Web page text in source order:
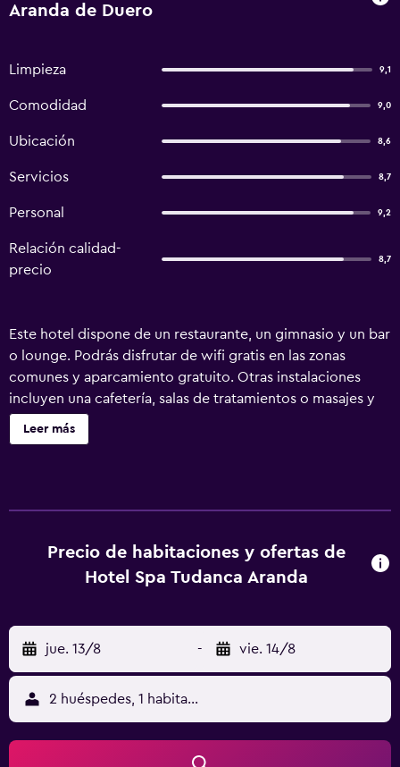
Aranda de Duero
Limpieza 9,1
Comodidad 9,0
Ubicación 8,6
Servicios 8,7
Personal 9,2
Relación calidad-
precio
8,7
Este hotel dispone de un restaurante, un gimnasio y un bar
o lounge. Podrás disfrutar de wifi gratis en las zonas
comunes y aparcamiento gratuito. Otras instalaciones
incluyen una cafetería, salas de tratamientos o masajes y
un centro de negocios. Hotel Spa Tudanca Aranda ofrece
40 alojamientos con minibar y caja fuerte. Se ofrece una
ofrece acceso a Internet wifi gratis. Los servicios para las
personas de negocios incluyen escritorio y teléfono. Las
todos los días. Los servicios de ocio y esparcimiento en
este hotel incluyen gimnasio. Se pueden practicar las
actividades de ocio y esparcimiento que se indican más
abajo en las instalaciones o cerca del alojamiento (es
posible que se aplique un recargo).
Leer más
Precio de habitaciones y ofertas de
Hotel Spa Tudanca Aranda
jue. 13/8 - vie. 14/8
2 huéspedes, 1 habitación